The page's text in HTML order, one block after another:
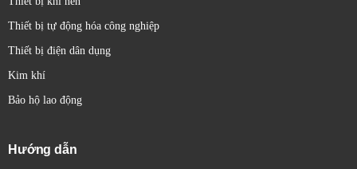
Thiết bị tự động hóa công nghiệp
Thiết bị điện dân dụng
Kim khí
Bảo hộ lao động
Hướng dẫn